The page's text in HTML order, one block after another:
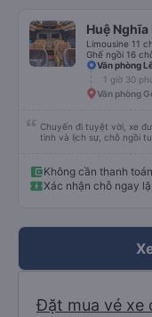
Huệ
Limousine 11
Ghế ngồi 16
Văn phòng
1 giờ 30
Văn phòng
Chuyến đi tuyệt vời, xe
tình và lịch sự, chỗ ngồi
Không cần thanh
Xác nhận chỗ ngay
Đặt mua vé xe